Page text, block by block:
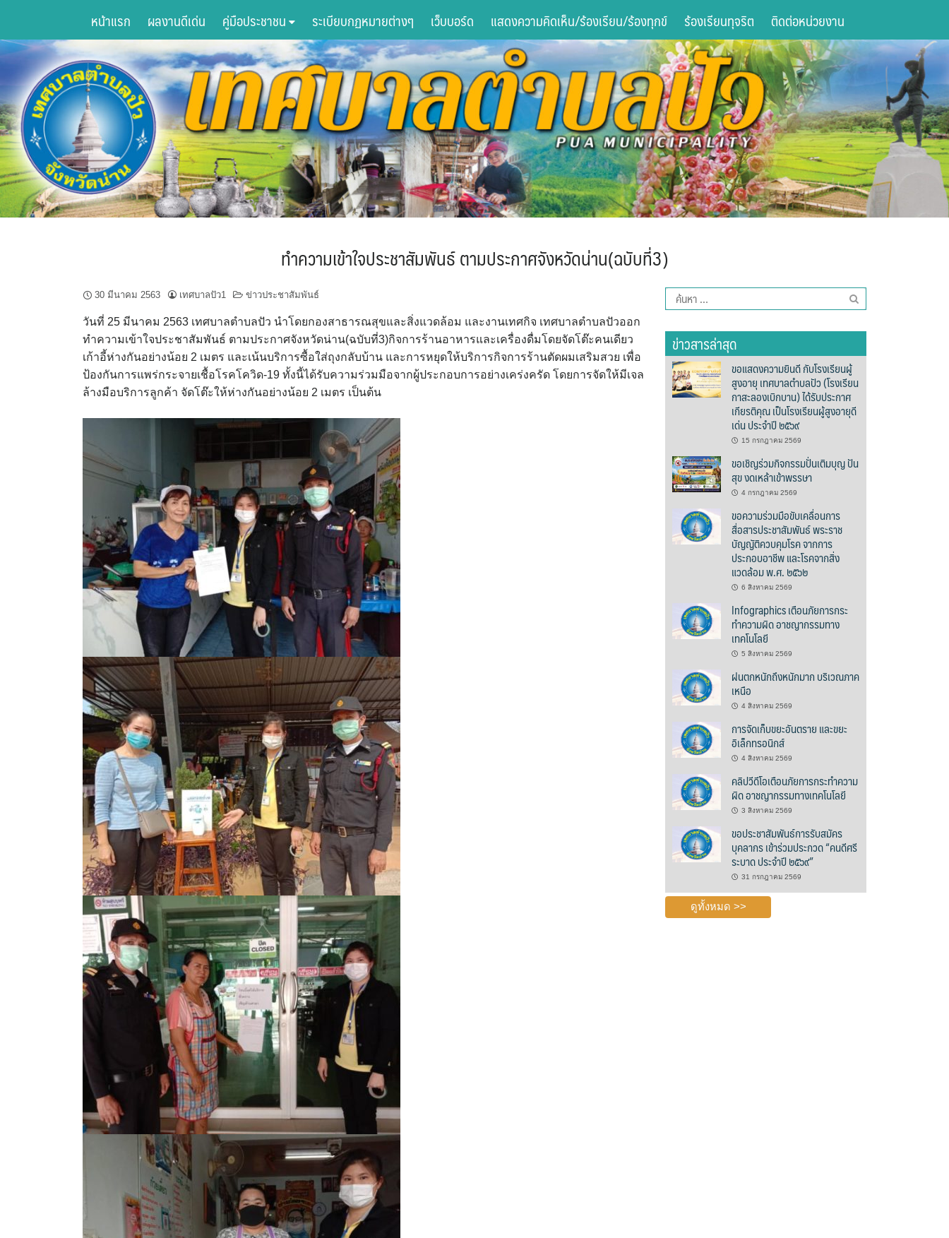
content
หน้าแรก ผลงานดีเด่น คู่มือประชาชน ระเบียบกฏหมายต่างๆ เว็บบอร์ด แสดงความคิดเห็น/ร้องเรียน/ร้องทุกข์ ร้องเรียนทุจริต ติดต่อหน่วยงาน
ทำความเข้าใจประชาสัมพันธ์ ตามประกาศจังหวัดน่าน(ฉบับที่3)
30 มีนาคม 2563 เทศบาลปัว1 ข่าวประชาสัมพันธ์
วันที่ 25 มีนาคม 2563 เทศบาลตำบลปัว นำโดยกองสาธารณสุขและสิ่งแวดล้อม และงานเทศกิจ เทศบาลตำบลปัวออก
ทำความเข้าใจประชาสัมพันธ์ ตามประกาศจังหวัดน่าน(ฉบับที่3)กิจการร้านอาหารและเครื่องดื่มโดยจัดโต๊ะคนเดียว
เก้าอี้ห่างกันอย่างน้อย 2 เมตร และเน้นบริการซื้อใส่ถุงกลับบ้าน และการหยุดให้บริการกิจการร้านตัดผมเสริมสวย เพื่อ
ป้องกันการแพร่กระจายเชื้อโรคโควิด-19 ทั้งนี้ได้รับความร่วมมือจากผู้ประกอบการอย่างเคร่งครัด โดยการจัดให้มีเจล
ล้างมือบริการลูกค้า จัดโต๊ะให้ห่างกันอย่างน้อย 2 เมตร เป็นต้น
ค้นหา
สำหรับ:
ข่าวสารล่าสุด
ขอแสดงความยินดี กับโรงเรียนผู้
สูงอายุ เทศบาลตำบลปัว (โรงเรียน
กาสะลองเบิกบาน) ได้รับประกาศ
เกียรติคุณ เป็นโรงเรียนผู้สูงอายุดี
เด่น ประจำปี ๒๕๖๙
15 กรกฎาคม 2569
ขอเชิญร่วมกิจกรรมปั่นเติมบุญ ปัน
สุข งดเหล้าเข้าพรรษา
4 กรกฎาคม 2569
ขอความร่วมมือขับเคลื่อนการ
สื่อสารประชาสัมพันธ์ พระราช
บัญญัติควบคุมโรค จากการ
ประกอบอาชีพ และโรคจากสิ่ง
แวดล้อม พ.ศ. ๒๕๖๒
6 สิงหาคม 2569
Infographics เตือนภัยการกระ
ทำความผิด อาชญากรรมทาง
เทคโนโลยี
5 สิงหาคม 2569
ฝนตกหนักถึงหนักมาก บริเวณภาค
เหนือ
4 สิงหาคม 2569
การจัดเก็บขยะอันตราย และขยะ
อิเล็กทรอนิกส์
4 สิงหาคม 2569
คลิปวีดีโอเตือนภัยการกระทำความ
ผิด อาชญากรรมทางเทคโนโลยี
3 สิงหาคม 2569
ขอประชาสัมพันธ์การรับสมัคร
บุคลากร เข้าร่วมประกวด “คนดีศรี
ระบาด ประจำปี ๒๕๖๙”
31 กรกฎาคม 2569
ดูทั้งหมด >>